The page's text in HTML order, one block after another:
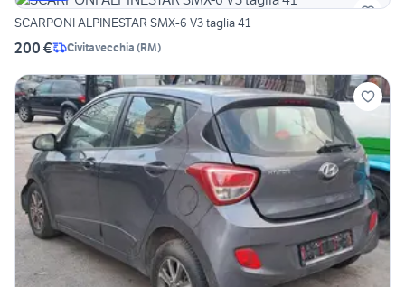
SCARPONI ALPINESTAR SMX-6 V3 taglia 41
200 € Civitavecchia (RM)